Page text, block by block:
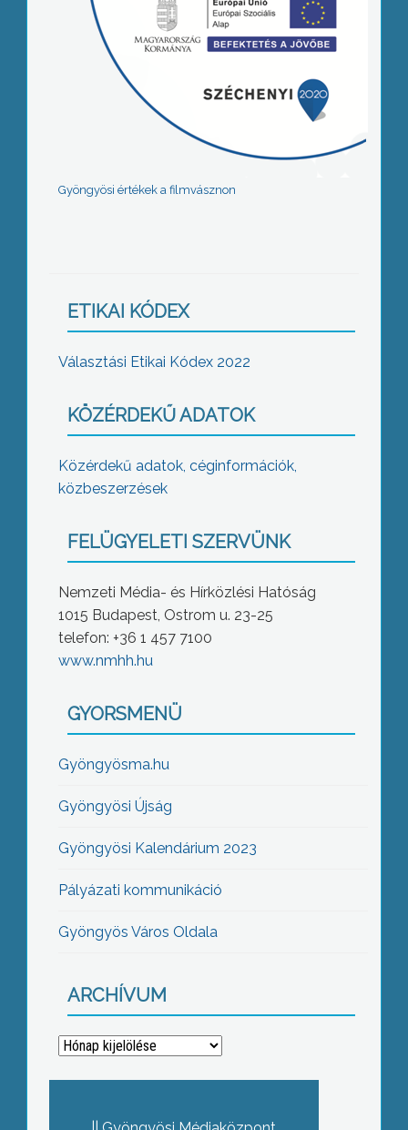
Gyöngyösi értékek a filmvásznon
ETIKAI KÓDEX
Választási Etikai Kódex 2022
KÖZÉRDEKŰ ADATOK
Közérdekű adatok, céginformációk,
közbeszerzések
FELÜGYELETI SZERVÜNK
Nemzeti Média- és Hírközlési Hatóság
1015 Budapest, Ostrom u. 23-25
telefon: +36 1 457 7100
www.nmhh.hu
GYORSMENÜ
Gyöngyösma.hu
Gyöngyösi Újság
Gyöngyösi Kalendárium 2023
Pályázati kommunikáció
Gyöngyös Város Oldala
ARCHÍVUM
Archívum